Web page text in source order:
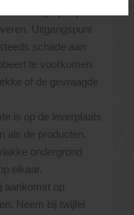
Uitgangspunt
schade aan
te voorkomen.
of de gevraagde
is op de leverplaats
als de producten.
ondergrond
elkaar.
aankomst op
Neem bij twijfel